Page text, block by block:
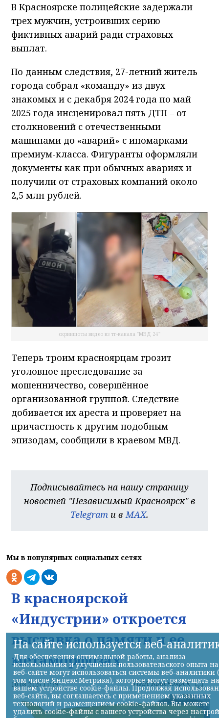
В Красноярске полицейские задержали
трех мужчин, устроивших серию
фиктивных аварий ради страховых
выплат.
По данным следствия, 27-летний житель
города собрал «команду» из двух
знакомых и с декабря 2024 года по май
2025 года инсценировал пять ДТП – от
столкновений с отечественными
машинами до «аварий» с иномарками
премиум-класса. Фигуранты оформляли
документы как при обычных авариях и
получили от страховых компаний около
2,5 млн рублей.
скриншоты видео из тг-канала "МВД 24"
Теперь троим красноярцам грозит
уголовное преследование за
мошенничество, совершённое
организованной группой. Следствие
добивается их ареста и проверяет на
причастность к другим подобным
эпизодам, сообщили в краевом МВД.
Подписывайтесь на нашу страницу
новостей "Независимый Красноярск" в
Telegram и вMAX.
Мы в популярных социальных сетях
В красноярской
«Индустрии» откроется
выставка о памяти и ее
метаморфозах
10.08.2026 11:59 НИА-Красноярск
На сайте используется веб-
Для обеспечения оптимальной работы, анализа
использования и улучшения пользовательского опыта на
веб-сайте могут использоваться системы веб-аналитики
том числе Яндекс.Метрика), которые могут размещать на
вашем устройстве cookie-файлы. Продолжая
веб-сайта, вы соглашаетесь с применением указанных
технологий и размещением cookie-файлов. Вы можете
удалить cookie-файлы с вашего устройства через